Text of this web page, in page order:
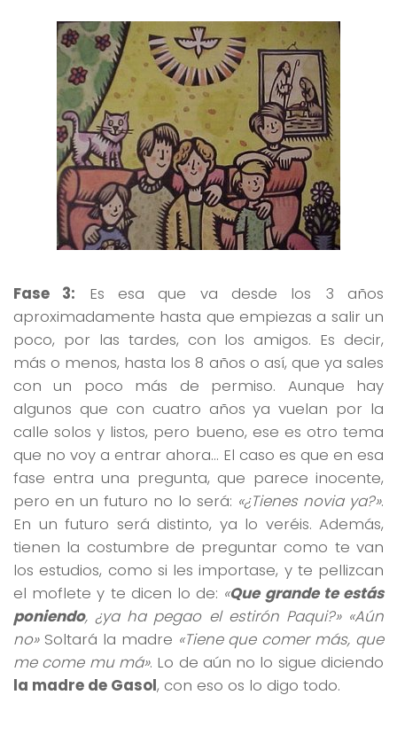
Fase 3: Es esa que va desde los 3 años
aproximadamente hasta que empiezas a salir un
poco, por las tardes, con los amigos. Es decir,
más o menos, hasta los 8 años o así, que ya sales
con un poco más de permiso. Aunque hay
algunos que con cuatro años ya vuelan por la
calle solos y listos, pero bueno, ese es otro tema
que no voy a entrar ahora… El caso es que en esa
fase entra una pregunta, que parece inocente,
pero en un futuro no lo será: «¿Tienes novia ya?».
En un futuro será distinto, ya lo veréis. Además,
tienen la costumbre de preguntar como te van
los estudios, como si les importase, y te pellizcan
el moflete y te dicen lo de: «Que grande te estás
poniendo, ¿ya ha pegao el estirón Paqui?» «Aún
no»Soltará la madre «Tiene que comer más, que
me come mu má». Lo de aún no lo sigue diciendo
la madre de Gasol, con eso os lo digo todo.